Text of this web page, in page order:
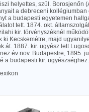
helyettes, szül. Borosjenőn
a debreceni kollégiumban
a budapesti egyetemen
tett. 1874. okt.
kir. törvényszéknél
ki Kecskemétre, majd
át. 1887. kir. ügyész lett
év nov. Budapestre, 1895.
a budapesti kir. ügyészséghez.